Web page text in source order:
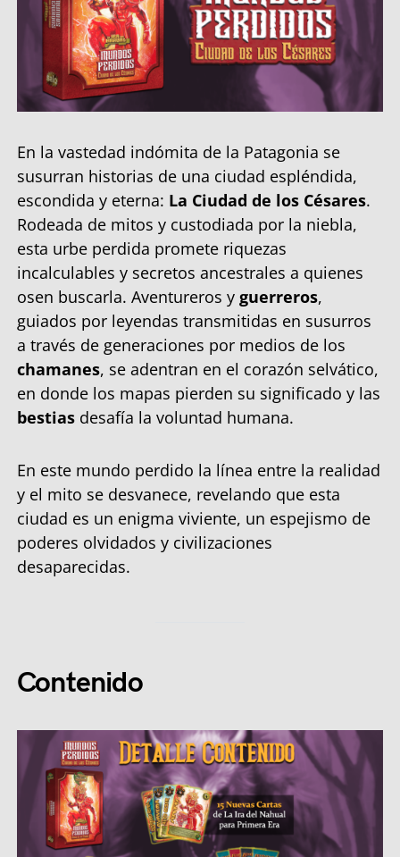
En la vastedad indómita de la Patagonia se
susurran historias de una ciudad espléndida,
escondida y eterna: La Ciudad de los Césares.
Rodeada de mitos y custodiada por la niebla,
esta urbe perdida promete riquezas
incalculables y secretos ancestrales a quienes
osen buscarla. Aventureros y guerreros,
guiados por leyendas transmitidas en susurros
a través de generaciones por medios de los
chamanes, se adentran en el corazón selvático,
en donde los mapas pierden su significado y las
bestias desafía la voluntad humana.
En este mundo perdido la línea entre la realidad
y el mito se desvanece, revelando que esta
ciudad es un enigma viviente, un espejismo de
poderes olvidados y civilizaciones
desaparecidas.
Contenido